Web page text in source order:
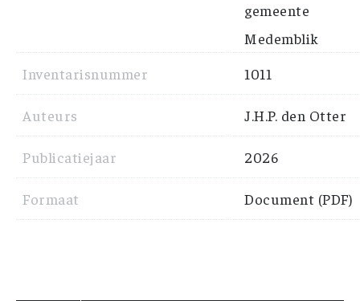
gemeente
Medemblik
Inventarisnummer
1011
Auteurs J.H.P. den Otter
Publicatiejaar 2026
Formaat Document (PDF)